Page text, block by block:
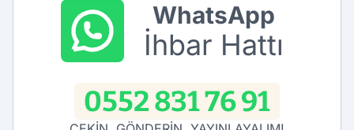
WhatsApp
İhbar Hattı
0552 831 76 91